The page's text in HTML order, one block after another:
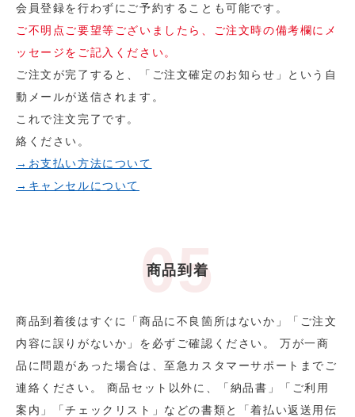
会員登録を行わずにご予約することも可能です。
ご不明点ご要望等ございましたら、ご注文時の備考欄にメ
ッセージをご記入ください。
ご注文が完了すると、「ご注文確定のお知らせ」という自
動メールが送信されます。
これで注文完了です。
絡ください。
→お支払い方法について
→キャンセルについて
商品到着
商品到着後はすぐに「商品に不良箇所はないか」「ご注文
内容に誤りがないか」を必ずご確認ください。 万が一商
品に問題があった場合は、至急カスタマーサポートまでご
連絡ください。 商品セット以外に、「納品書」「ご利用
案内」「チェックリスト」などの書類と「着払い返送用伝